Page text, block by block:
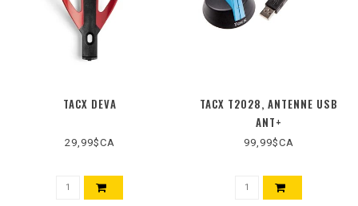
TACX DEVA
29,99$CA
TACX T2028, ANTENNE USB
ANT+
99,99$CA